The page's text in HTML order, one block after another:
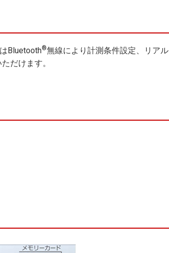
Bluetooth®無線により計測条件設定、リアル
だけます。